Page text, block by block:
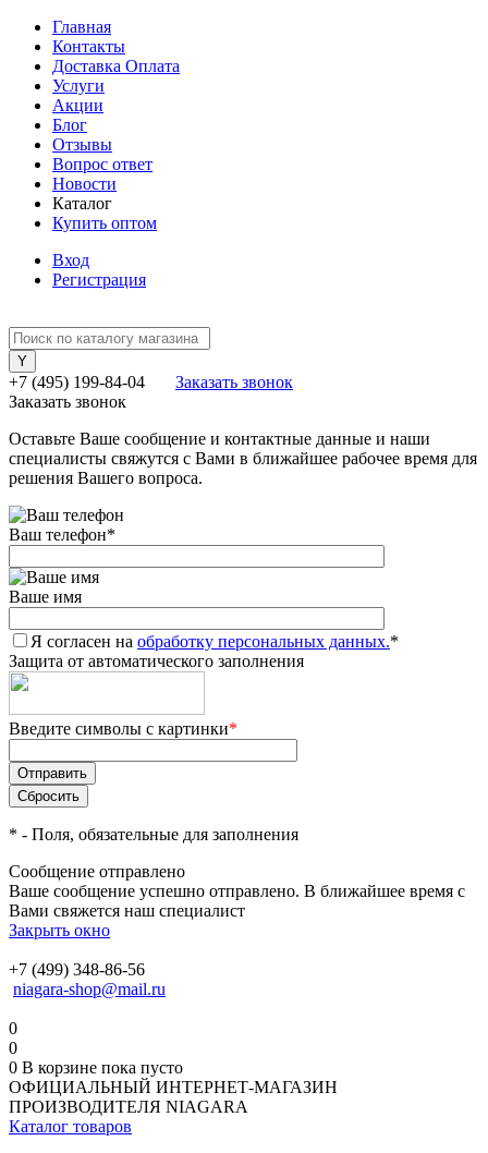
Главная
Контакты
Доставка Оплата
Услуги
Акции
Блог
Отзывы
Вопрос ответ
Новости
Каталог
Купить оптом
Вход
Регистрация
+7 (495) 199-84-04
Заказать звонок
Заказать звонок
Оставьте Ваше сообщение и контактные данные и наши
специалисты свяжутся с Вами в ближайшее рабочее время для
решения Вашего вопроса.
Ваш телефон*
Ваше имя
Я согласен на обработку персональных данных.*
Защита от автоматического заполнения
Введите символы с картинки*
* - Поля, обязательные для заполнения
Сообщение отправлено
Ваше сообщение успешно отправлено. В ближайшее время с
Вами свяжется наш специалист
Закрыть окно
+7 (499) 348-86-56
niagara-shop@mail.ru
0
0
0 В корзине пока пусто
ОФИЦИАЛЬНЫЙ ИНТЕРНЕТ-МАГАЗИН
ПРОИЗВОДИТЕЛЯ NIAGARA
Каталог товаров